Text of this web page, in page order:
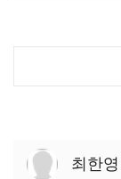
최한영